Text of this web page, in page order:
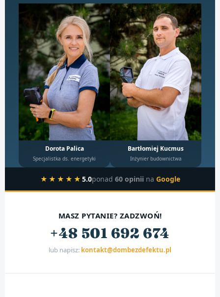
Dorota Palica
Specjalistka ds. energetyki
Bartłomiej Kucmus
Inżynier budownictwa
★★★★★ 5.0ponad 60 opinii na Google
MASZ PYTANIE? ZADZWOŃ!
+48 501 692 674
lub napisz: kontakt@dombezdefektu.pl